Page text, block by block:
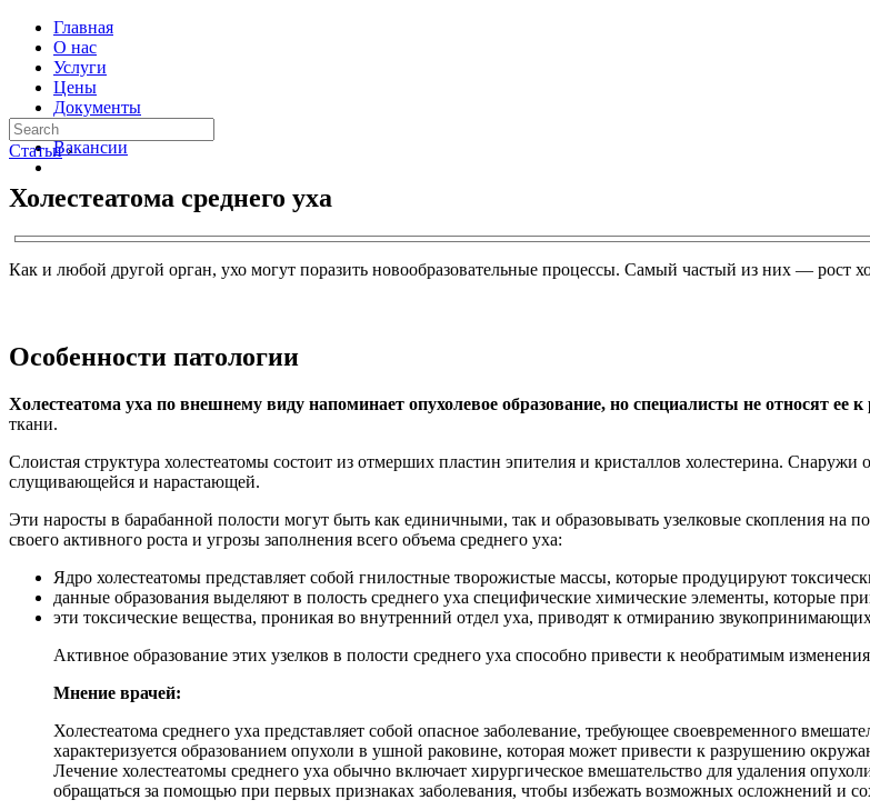
Главная
О нас
Услуги
Цены
Документы
Контакты
Вакансии
Статьи ›
Холестеатома среднего уха
Как и любой другой орган, ухо могут поразить новообразовательные процессы. Самый частый из них — рост
Особенности патологии
Холестеатома уха по внешнему виду напоминает опухолевое образование, но специалисты не относят ее к
ткани.
Слоистая структура холестеатомы состоит из отмерших пластин эпителия и кристаллов холестерина.
слущивающейся и нарастающей.
Эти наросты в барабанной полости могут быть как единичными, так и образовывать узелковые скопления на
своего активного роста и угрозы заполнения всего объема среднего уха:
Ядро холестеатомы представляет собой гнилостные творожистые массы, которые продуцируют
данные образования выделяют в полость среднего уха специфические химические элементы, которые
эти токсические вещества, проникая во внутренний отдел уха, приводят к отмиранию
Активное образование этих узелков в полости среднего уха способно привести к необратимым
Мнение врачей:
Холестеатома среднего уха представляет собой опасное заболевание, требующее своевременного
характеризуется образованием опухоли в ушной раковине, которая может привести к разрушению
Лечение холестеатомы среднего уха обычно включает хирургическое вмешательство для удаления
обращаться за помощью при первых признаках заболевания, чтобы избежать возможных осложнений и